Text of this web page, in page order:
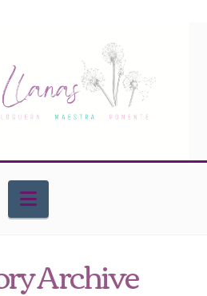
Navigation
Archive